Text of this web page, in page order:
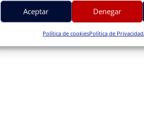
Aceptar Denegar
Política de cookiesPolítica de Privacidad